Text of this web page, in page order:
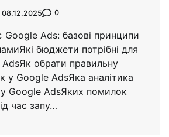
08.12.2025 0
Ads: базові принципи
бюджети потрібні для
обрати правильну
у Google AdsЯка аналітика
Google AdsЯких помилок
час запу…